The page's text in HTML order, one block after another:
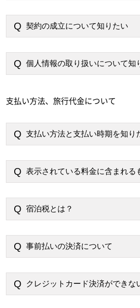
契約の成立について知りたい
個人情報の取り扱いについて知
支払い方法、旅行代金について
支払い方法と支払い時期を知り
表示されている料金に含まれる
宿泊税とは？
事前払いの決済について
クレジットカード決済ができな